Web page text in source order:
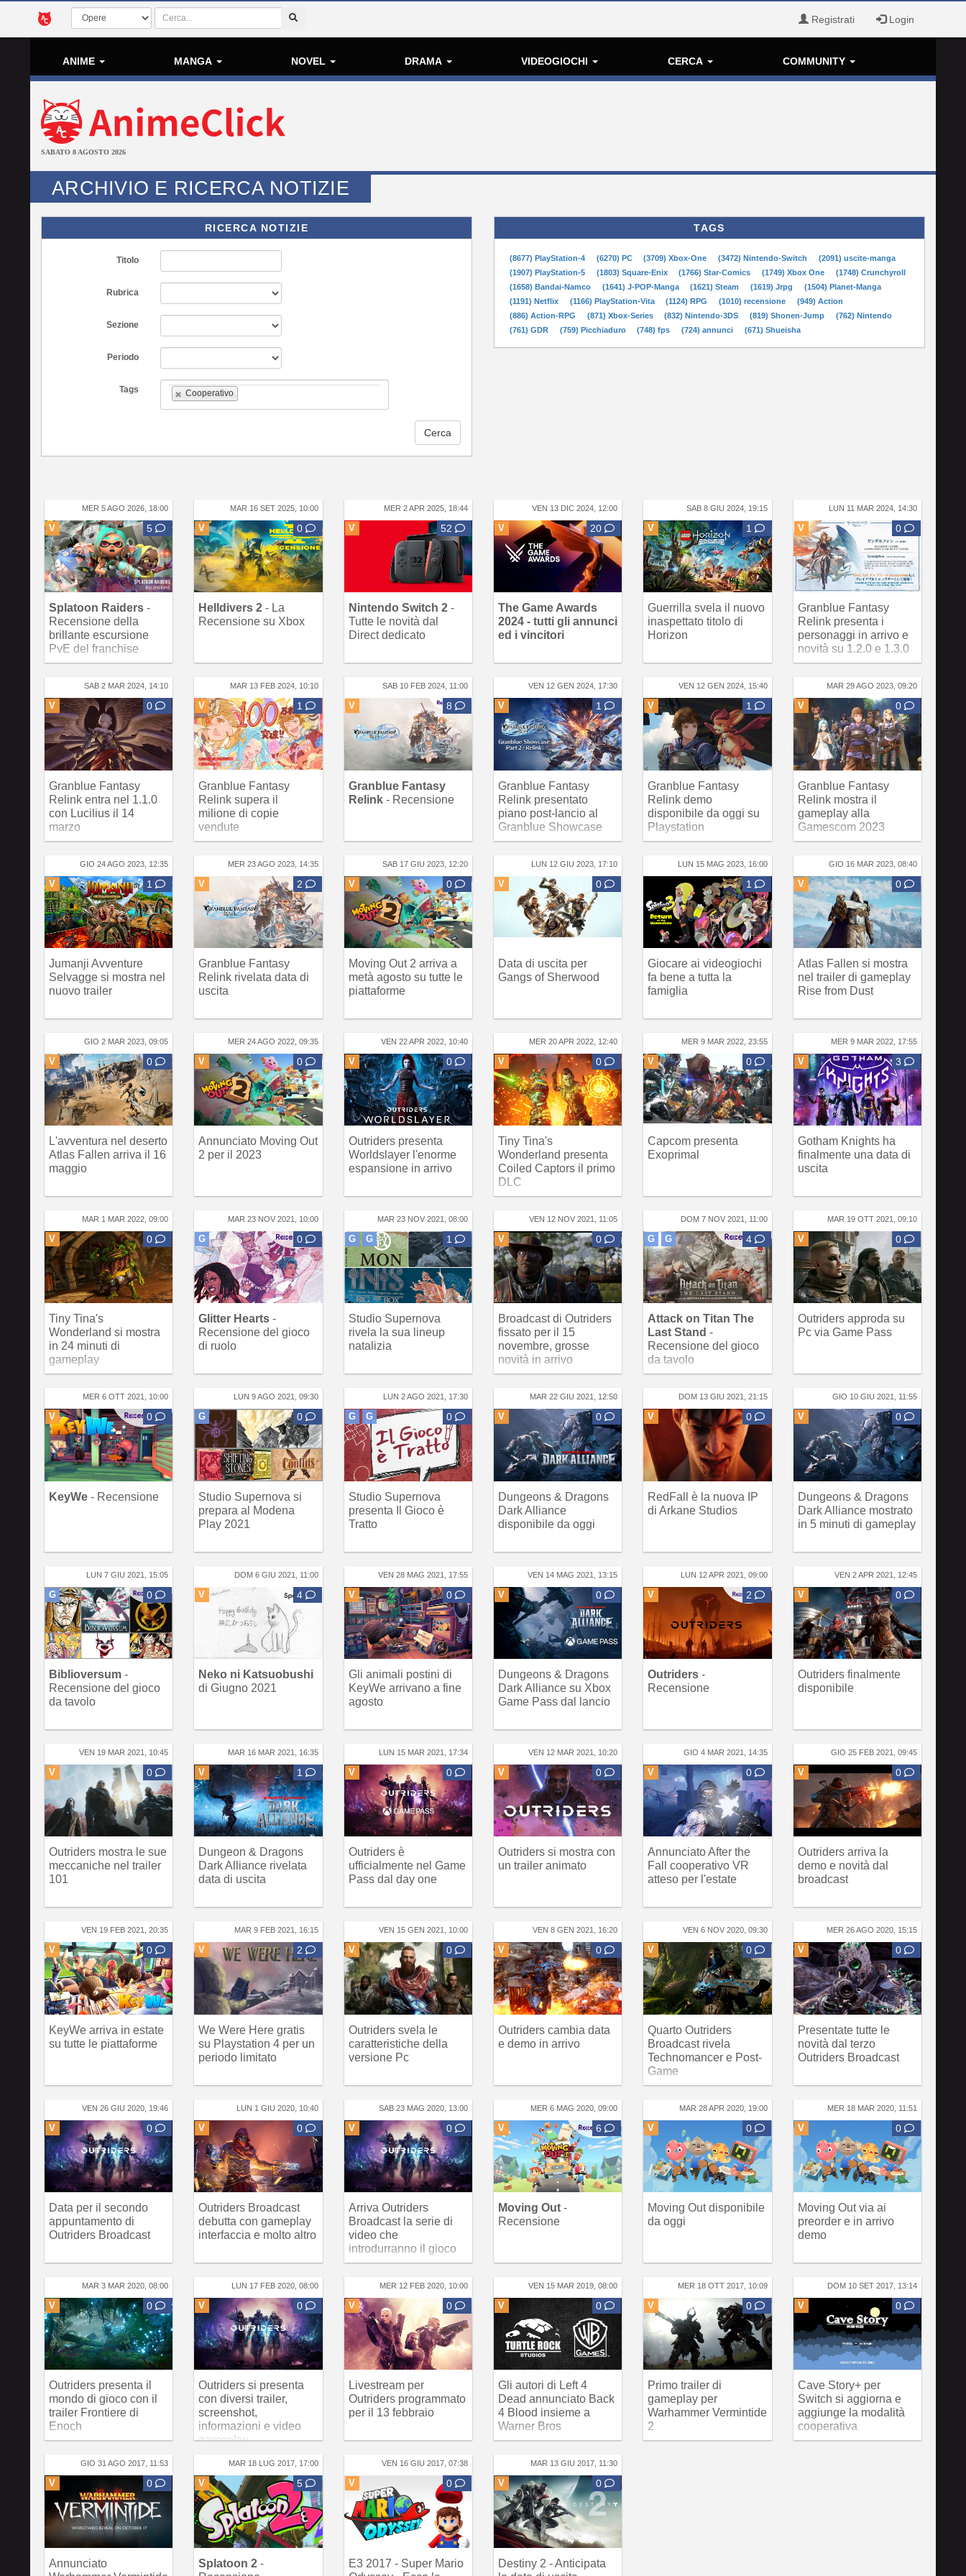
Registrati Login
ANIME MANGA NOVEL DRAMA VIDEOGIOCHI CERCA COMMUNITY
SABATO 8 AGOSTO 2026
ARCHIVIO E RICERCA NOTIZIE
RICERCA NOTIZIE
Titolo
Rubrica
Sezione
Periodo
Tags Cooperativo
Cerca
TAGS
(8677) PlayStation-4 (6270) PC (3709) Xbox-One (3472) Nintendo-Switch
(2091) uscite-manga
(1907) PlayStation-5
(1803) Square-Enix (1766) Star-Comics (1749) Xbox One
(1748) Crunchyroll
(1658) Bandai-Namco
(1641) J-POP-Manga (1621) Steam (1619) Jrpg
(1504) Planet-Manga
(1191) Netflix
(1166) PlayStation-Vita (1124) RPG (1010) recensione
(949) Action
(886) Action-RPG
(871) Xbox-Series (832) Nintendo-3DS (819) Shonen-Jump
(762) Nintendo
(761) GDR
(759) Picchiaduro (748) fps (724) annunci (671) Shueisha
MER 5 AGO 2026, 18:00
V 5
Splatoon Raiders -
Recensione della
brillante escursione
PvE del franchise
MAR 16 SET 2025, 10:00
V 0
Helldivers 2 - La
Recensione su Xbox
MER 2 APR 2025, 18:44
V 52
Nintendo Switch 2-
Tutte le novità dal
Direct dedicato
VEN 13 DIC 2024, 12:00
V 20
The Game Awards
2024 - tutti gli annunci
ed i vincitori
SAB 8 GIU 2024, 19:15
V 1
Guerrilla svela il nuovo
inaspettato titolo di
Horizon
LUN 11 MAR 2024, 14:30
V 0
Granblue Fantasy
Relink presenta i
personaggi in arrivo e
novità su 1.2.0 e 1.3.0
SAB 2 MAR 2024, 14:10
V 0
Granblue Fantasy
Relink entra nel 1.1.0
con Lucilius il 14
marzo
MAR 13 FEB 2024, 10:10
V 1
Granblue Fantasy
Relink supera il
milione di copie
vendute
SAB 10 FEB 2024, 11:00
V 8
Granblue Fantasy
Relink- Recensione
VEN 12 GEN 2024, 17:30
V 1
Granblue Fantasy
Relink presentato
piano post-lancio al
Granblue Showcase
VEN 12 GEN 2024, 15:40
V 1
Granblue Fantasy
Relink demo
disponibile da oggi su
Playstation
MAR 29 AGO 2023, 09:20
V 0
Granblue Fantasy
Relink mostra il
gameplay alla
Gamescom 2023
GIO 24 AGO 2023, 12:35
V 1
Jumanji Avventure
Selvagge si mostra nel
nuovo trailer
MER 23 AGO 2023, 14:35
V 2
Granblue Fantasy
Relink rivelata data di
uscita
SAB 17 GIU 2023, 12:20
V 0
Moving Out 2 arriva a
metà agosto su tutte le
piattaforme
LUN 12 GIU 2023, 17:10
V 0
Data di uscita per
Gangs of Sherwood
LUN 15 MAG 2023, 16:00
1
Giocare ai videogiochi
fa bene a tutta la
famiglia
GIO 16 MAR 2023, 08:40
V 0
Atlas Fallen si mostra
nel trailer di gameplay
Rise from Dust
GIO 2 MAR 2023, 09:05
V 0
L'avventura nel deserto
Atlas Fallen arriva il 16
maggio
MER 24 AGO 2022, 09:35
V 0
Annunciato Moving Out
2 per il 2023
VEN 22 APR 2022, 10:40
V 0
Outriders presenta
Worldslayer l'enorme
espansione in arrivo
MER 20 APR 2022, 12:40
V 0
Tiny Tina's
Wonderland presenta
Coiled Captors il primo
DLC
MER 9 MAR 2022, 23:55
V 0
Capcom presenta
Exoprimal
MER 9 MAR 2022, 17:55
V 3
Gotham Knights ha
finalmente una data di
uscita
MAR 1 MAR 2022, 09:00
V 0
Tiny Tina's
Wonderland si mostra
in 24 minuti di
gameplay
MAR 23 NOV 2021, 10:00
G 0
Glitter Hearts -
Recensione del gioco
di ruolo
MAR 23 NOV 2021, 08:00
G G 1
Studio Supernova
rivela la sua lineup
natalizia
VEN 12 NOV 2021, 11:05
V 0
Broadcast di Outriders
fissato per il 15
novembre, grosse
novità in arrivo
DOM 7 NOV 2021, 11:00
G G 4
Attack on Titan The
Last Stand -
Recensione del gioco
da tavolo
MAR 19 OTT 2021, 09:10
V 0
Outriders approda su
Pc via Game Pass
MER 6 OTT 2021, 10:00
V 0
KeyWe - Recensione
LUN 9 AGO 2021, 09:30
G 0
Studio Supernova si
prepara al Modena
Play 2021
LUN 2 AGO 2021, 17:30
G G 0
Studio Supernova
presenta Il Gioco è
Tratto
MAR 22 GIU 2021, 12:50
V 0
Dungeons & Dragons
Dark Alliance
disponibile da oggi
DOM 13 GIU 2021, 21:15
V 0
RedFall è la nuova IP
di Arkane Studios
GIO 10 GIU 2021, 11:55
V 0
Dungeons & Dragons
Dark Alliance mostrato
in 5 minuti di gameplay
LUN 7 GIU 2021, 15:05
G 0
Biblioversum -
Recensione del gioco
da tavolo
DOM 6 GIU 2021, 11:00
V 4
Neko ni Katsuobushi
di Giugno 2021
VEN 28 MAG 2021, 17:55
V 0
Gli animali postini di
KeyWe arrivano a fine
agosto
VEN 14 MAG 2021, 13:15
V 0
Dungeons & Dragons
Dark Alliance su Xbox
Game Pass dal lancio
LUN 12 APR 2021, 09:00
V 2
Outriders -
Recensione
VEN 2 APR 2021, 12:45
V 0
Outriders finalmente
disponibile
VEN 19 MAR 2021, 10:45
V 0
Outriders mostra le sue
meccaniche nel trailer
101
MAR 16 MAR 2021, 16:35
V 1
Dungeon & Dragons
Dark Alliance rivelata
data di uscita
LUN 15 MAR 2021, 17:34
V 0
Outriders è
ufficialmente nel Game
Pass dal day one
VEN 12 MAR 2021, 10:20
V 0
Outriders si mostra con
un trailer animato
GIO 4 MAR 2021, 14:35
V 0
Annunciato After the
Fall cooperativo VR
atteso per l'estate
GIO 25 FEB 2021, 09:45
V 0
Outriders arriva la
demo e novità dal
broadcast
VEN 19 FEB 2021, 20:35
V 0
KeyWe arriva in estate
su tutte le piattaforme
MAR 9 FEB 2021, 16:15
V 2
We Were Here gratis
su Playstation 4 per un
periodo limitato
VEN 15 GEN 2021, 10:00
V 0
Outriders svela le
caratteristiche della
versione Pc
VEN 8 GEN 2021, 16:20
V 0
Outriders cambia data
e demo in arrivo
VEN 6 NOV 2020, 09:30
V 0
Quarto Outriders
Broadcast rivela
Technomancer e Post-
Game
MER 26 AGO 2020, 15:15
V 0
Presentate tutte le
novità dal terzo
Outriders Broadcast
VEN 26 GIU 2020, 19:46
V 0
Data per il secondo
appuntamento di
Outriders Broadcast
LUN 1 GIU 2020, 10:40
V 0
Outriders Broadcast
debutta con gameplay
interfaccia e molto altro
SAB 23 MAG 2020, 13:00
V 0
Arriva Outriders
Broadcast la serie di
video che
introdurranno il gioco
MER 6 MAG 2020, 09:00
V 6
Moving Out-
Recensione
MAR 28 APR 2020, 19:00
V 0
Moving Out disponibile
da oggi
MER 18 MAR 2020, 11:51
V 0
Moving Out via ai
preorder e in arrivo
demo
MAR 3 MAR 2020, 08:00
V 0
Outriders presenta il
mondo di gioco con il
trailer Frontiere di
Enoch
LUN 17 FEB 2020, 08:00
V 0
Outriders si presenta
con diversi trailer,
screenshot,
informazioni e video
gameplay
MER 12 FEB 2020, 10:00
V 0
Livestream per
Outriders programmato
per il 13 febbraio
VEN 15 MAR 2019, 08:00
V 0
Gli autori di Left 4
Dead annunciato Back
4 Blood insieme a
Warner Bros
MER 18 OTT 2017, 10:09
V 0
Primo trailer di
gameplay per
Warhammer Vermintide
2
DOM 10 SET 2017, 13:14
V 0
Cave Story+ per
Switch si aggiorna e
aggiunge la modalità
cooperativa
GIO 31 AGO 2017, 11:53
V 0
Annunciato
MAR 18 LUG 2017, 17:00
V 5
Splatoon 2 -
VEN 16 GIU 2017, 07:38
V 0
E3 2017 - Super Mario
MAR 13 GIU 2017, 11:30
V 0
Destiny 2 - Anticipata